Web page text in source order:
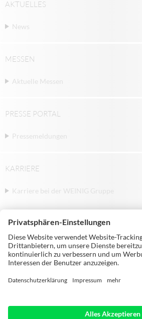
AKTUELLES
News
MESSEN
Aktuelle Messen
PRESSE PORTAL
Pressemeldungen
KARRIERE
Karriere bei der WEINIG Gruppe
97941 Tauberbischofsheim | Deutschland |